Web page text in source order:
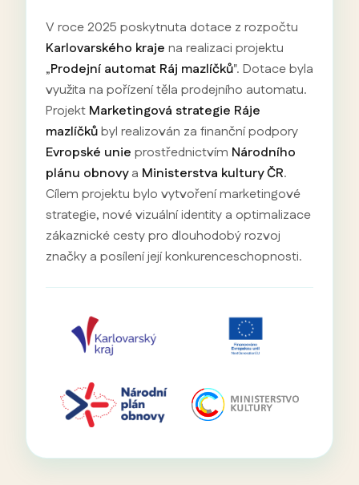
V roce 2025 poskytnuta dotace z rozpočtu
Karlovarského kraje na realizaci projektu
„Prodejní automat Ráj mazlíčků". Dotace byla
využita na pořízení těla prodejního automatu.
Projekt Marketingová strategie Ráje
mazlíčkůbyl realizován za finanční podpory
Evropské unie prostřednictvím Národního
plánu obnovya Ministerstva kultury ČR.
Cílem projektu bylo vytvoření marketingové
strategie, nové vizuální identity a optimalizace
zákaznické cesty pro dlouhodobý rozvoj
značky a posílení její konkurenceschopnosti.